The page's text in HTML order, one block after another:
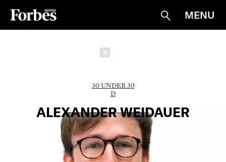
Suche
MENU
30 UNDER 30
D
ALEXANDER WEIDAUER